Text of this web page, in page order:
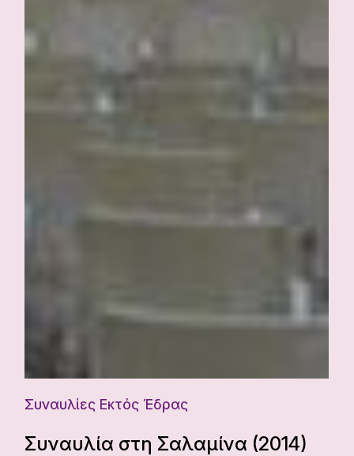
Συναυλίες Εκτός Έδρας
Συναυλία στη Σαλαμίνα (2014)